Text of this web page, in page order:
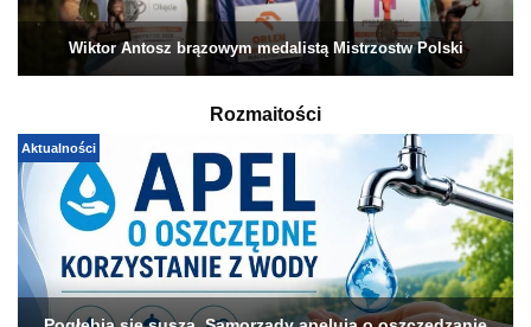
Wiktor Antosz brązowym medalistą Mistrzostw Polski
Rozmaitości
Aktualności